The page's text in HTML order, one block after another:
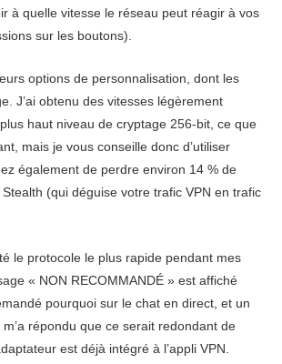
à quelle vitesse le réseau peut réagir à vos
sur les boutons).
options de personnalisation, dont les
J’ai obtenu des vitesses légèrement
haut niveau de cryptage 256-bit, ce que
mais je vous conseille donc d’utiliser
également de perdre environ 14 % de
(qui déguise votre trafic VPN en trafic
le protocole le plus rapide pendant mes
« NON RECOMMANDÉ » est affiché
pourquoi sur le chat en direct, et un
m’a répondu que ce serait redondant de
est déjà intégré à l’appli VPN.